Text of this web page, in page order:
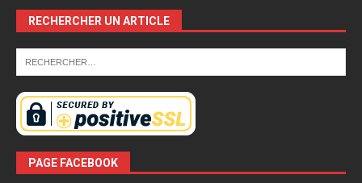
RECHERCHER UN ARTICLE
PAGE FACEBOOK